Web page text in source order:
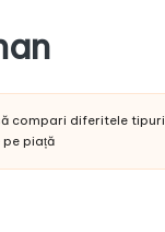
compari diferitele
piață